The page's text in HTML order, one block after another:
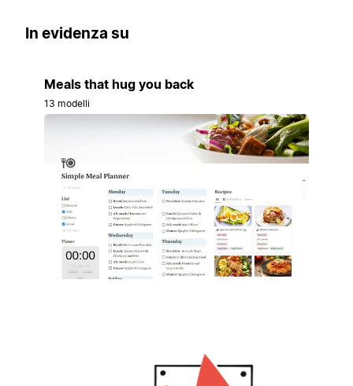
In evidenza su
Meals that hug you back
13 modelli